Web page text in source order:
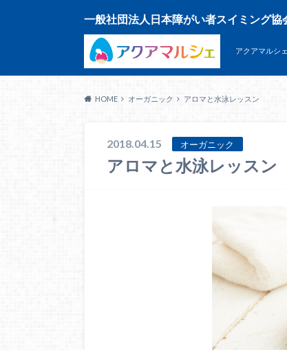
一般社団法人日本障がい者スイミング
アクアマルシ
HOME オーガニック アロマと水泳レッスン
2018.04.15 オーガニック
アロマと水泳レッスン